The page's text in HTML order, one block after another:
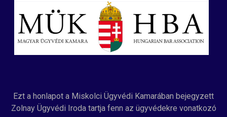
Ezt a honlapot a Miskolci Ügyvédi Kamarában bejegyzett
Zolnay Ügyvédi Iroda tartja fenn az ügyvédekre vonatkozó